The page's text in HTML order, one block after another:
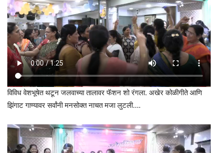
विविध वेशभूषेत थटून जलवाच्या तालावर फॅशन शो रंगला. अखेर कोळीगीते आणि
झिंगाट गाण्यावर सर्वांनी मनसोक्त नाचत मजा लुटली….